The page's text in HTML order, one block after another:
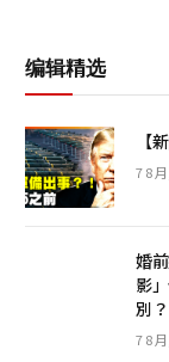
编辑精选
【
7 8
婚
影
別？
7 8